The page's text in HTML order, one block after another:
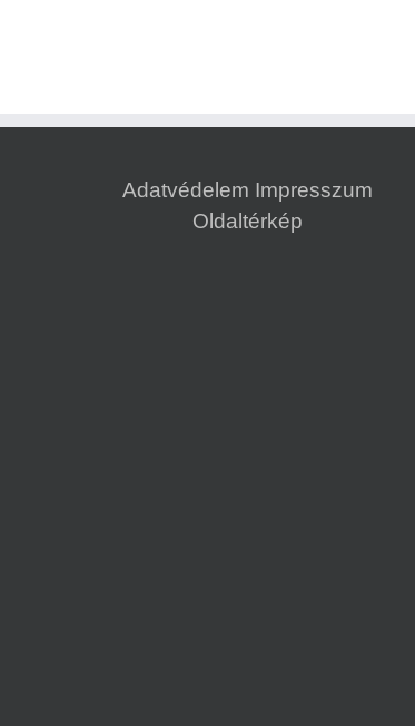
Adatvédelem Impresszum
Oldaltérkép